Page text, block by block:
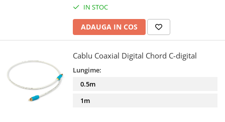
IN STOC
ADAUGA IN COS
Cablu Coaxial Digital Chord C-digital
Lungime:
0.5m
1m